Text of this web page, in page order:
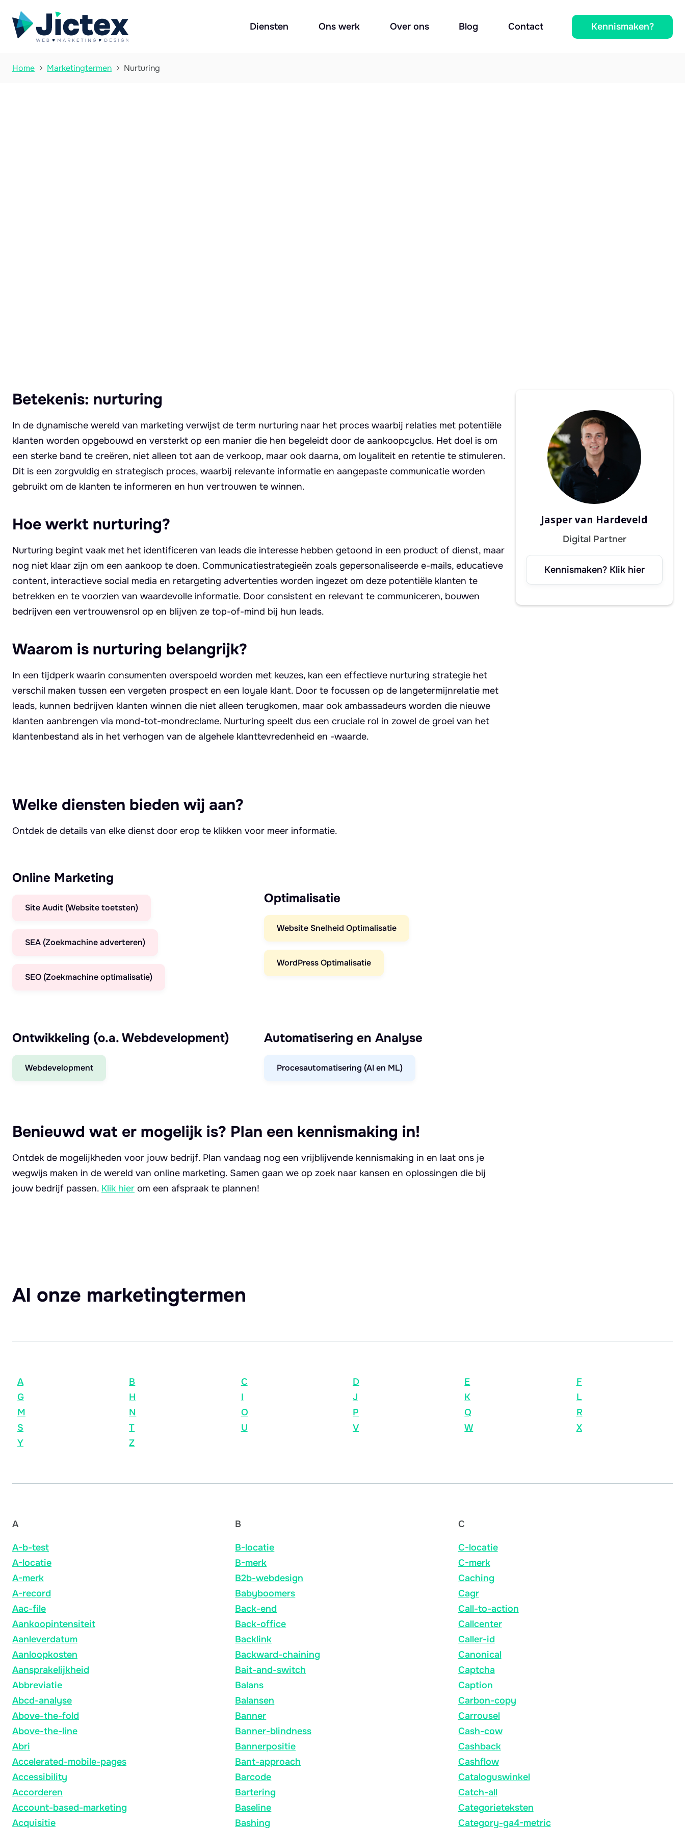
Diensten Ons werk Over ons Blog Contact Kennismaken?
Home  Marketingtermen  Nurturing
Betekenis: nurturing
In de dynamische wereld van marketing verwijst de term nurturing naar het proces waarbij relaties met potentiële
klanten worden opgebouwd en versterkt op een manier die hen begeleidt door de aankoopcyclus. Het doel is om
een sterke band te creëren, niet alleen tot aan de verkoop, maar ook daarna, om loyaliteit en retentie te stimuleren.
Dit is een zorgvuldig en strategisch proces, waarbij relevante informatie en aangepaste communicatie worden
gebruikt om de klanten te informeren en hun vertrouwen te winnen.
Hoe werkt nurturing?
Nurturing begint vaak met het identificeren van leads die interesse hebben getoond in een product of dienst, maar
nog niet klaar zijn om een aankoop te doen. Communicatiestrategieën zoals gepersonaliseerde e-mails, educatieve
content, interactieve social media en retargeting advertenties worden ingezet om deze potentiële klanten te
betrekken en te voorzien van waardevolle informatie. Door consistent en relevant te communiceren, bouwen
bedrijven een vertrouwensrol op en blijven ze top-of-mind bij hun leads.
Waarom is nurturing belangrijk?
In een tijdperk waarin consumenten overspoeld worden met keuzes, kan een effectieve nurturing strategie het
verschil maken tussen een vergeten prospect en een loyale klant. Door te focussen op de langetermijnrelatie met
leads, kunnen bedrijven klanten winnen die niet alleen terugkomen, maar ook ambassadeurs worden die nieuwe
klanten aanbrengen via mond-tot-mondreclame. Nurturing speelt dus een cruciale rol in zowel de groei van het
klantenbestand als in het verhogen van de algehele klanttevredenheid en -waarde.
Welke diensten bieden wij aan?
Ontdek de details van elke dienst door erop te klikken voor meer informatie.
Online Marketing
Site Audit (Website toetsten)
SEA (Zoekmachine adverteren)
SEO (Zoekmachine optimalisatie)
Optimalisatie
Website Snelheid Optimalisatie
WordPress Optimalisatie
Ontwikkeling (o.a. Webdevelopment)
Webdevelopment
Automatisering en Analyse
Procesautomatisering (AI en ML)
Benieuwd wat er mogelijk is? Plan een kennismaking in!
Ontdek de mogelijkheden voor jouw bedrijf. Plan vandaag nog een vrijblijvende kennismaking in en laat ons je
wegwijs maken in de wereld van online marketing. Samen gaan we op zoek naar kansen en oplossingen die bij
jouw bedrijf passen. Klik hier om een afspraak te plannen!
Jasper van Hardeveld
Digital Partner
Kennismaken? Klik hier
Al onze marketingtermen
A B C D E
F
G
H I J K
L
M
N O P Q
R
S
T U V W
X
Y
Z
A
A-b-test
A-locatie
A-merk
A-record
Aac-file
Aankoopintensiteit
Aanleverdatum
Aanloopkosten
Aansprakelijkheid
Abbreviatie
Abcd-analyse
Above-the-fold
Above-the-line
Abri
Accelerated-mobile-pages
Accessibility
Accorderen
Account-based-marketing
Acquisitie
B
B-locatie
B-merk
B2b-webdesign
Babyboomers
Back-end
Back-office
Backlink
Backward-chaining
Bait-and-switch
Balans
Balansen
Banner
Banner-blindness
Bannerpositie
Bant-approach
Barcode
Bartering
Baseline
Bashing
C
C-locatie
C-merk
Caching
Cagr
Call-to-action
Callcenter
Caller-id
Canonical
Captcha
Caption
Carbon-copy
Carrousel
Cash-cow
Cashback
Cashflow
Cataloguswinkel
Catch-all
Categorieteksten
Category-ga4-metric